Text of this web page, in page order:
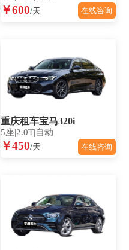
￥600/天 在线咨询
重庆租车宝马320i
5座|2.0T|自动
￥450/天 在线咨询